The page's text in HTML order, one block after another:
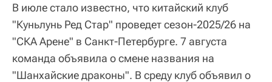
В июле стало известно, что китайский клуб
"Куньлунь Ред Стар" проведет сезон-2025/26 на
"СКА Арене" в Санкт-Петербурге. 7 августа
команда объявила о смене названия на
"Шанхайские драконы". В среду клуб объявил о